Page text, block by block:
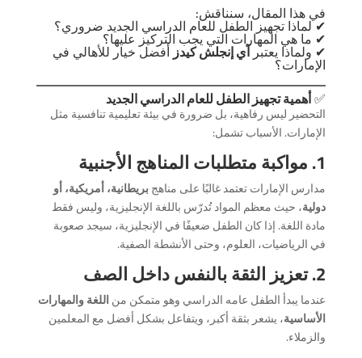
في هذا المقال، سنناقش:
✔ لماذا تجهيز الطفل للعام الدراسي الجديد ضروري؟
✔ ما هي المهارات التي يجب التركيز عليها؟
✔ ولماذا يعتبرآي إنجلش كيدزأفضل خيار للأهالي في
الإمارات؟
✅أهمية تجهيز الطفل للعام الدراسي الجديد
التحضير ليس رفاهية، بل ضرورة في بيئة تعليمية تنافسية مثل
الإمارات. الأسباب تشمل:
1. مواكبة متطلبات المناهج الأجنبية
مدارس الإمارات تعتمد غالبًا على مناهجبريطانية، أمريكية، أو
دولية، حيث معظم المواد تُدرّس باللغة الإنجليزية، وليس فقط
مادة اللغة. إذا كان الطفل ضعيفًا في الإنجليزية، سيجد صعوبة
في الرياضيات، العلوم، وحتى الأنشطة الصفية.
2. تعزيز الثقة بالنفس داخل الصف
عندما يبدأ الطفل عامه الدراسي وهو متمكن مناللغة والمهارات
الأساسية، يشعر بثقة أكبر، ويتفاعل بشكل أفضل مع المعلمين
والزملاء.